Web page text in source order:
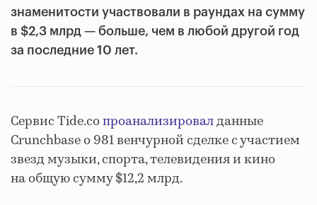
знаменитости участвовали в раундах на сумму
в $2,3 млрд — больше, чем в любой другой год
за последние 10 лет.
Сервис Tide.coпроанализировалданные
Crunchbase о 981 венчурной сделке с участием
звезд музыки, спорта, телевидения и кино
на общую сумму $12,2 млрд.